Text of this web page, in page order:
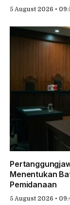
5 August 2026 •
Menentukan
Pemidanaan
5 August 2026 •